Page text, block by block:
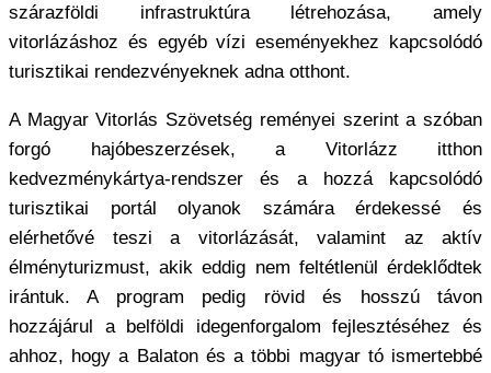
szárazföldi infrastruktúra létrehozása, amely
vitorlázáshoz és egyéb vízi eseményekhez kapcsolódó
turisztikai rendezvényeknek adna otthont.
A Magyar Vitorlás Szövetség reményei szerint a szóban
forgó hajóbeszerzések, a Vitorlázz itthon
kedvezménykártya-rendszer és a hozzá kapcsolódó
turisztikai portál olyanok számára érdekessé és
elérhetővé teszi a vitorlázását, valamint az aktív
élményturizmust, akik eddig nem feltétlenül érdeklődtek
irántuk. A program pedig rövid és hosszú távon
hozzájárul a belföldi idegenforgalom fejlesztéséhez és
ahhoz, hogy a Balaton és a többi magyar tó ismertebbé